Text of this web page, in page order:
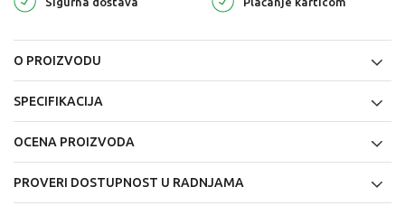
O PROIZVODU
SPECIFIKACIJA
OCENA PROIZVODA
PROVERI DOSTUPNOST U RADNJAMA